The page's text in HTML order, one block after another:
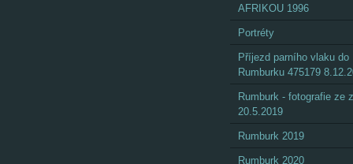
AFRIKOU 1996
Portréty
Příjezd parního vlaku do
Rumburku 475179
Rumburk - fotografie ze
20.5.2019
Rumburk 2019
Rumburk 2020